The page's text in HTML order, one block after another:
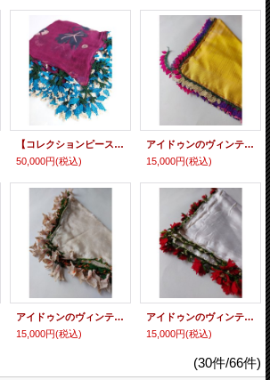
【コレクションピース】イズニック ムシュクレ村の伝統の巨大な平面のイーネオヤ シルク糸
50,000円(税込)
アイドゥンのヴィンテージのイーネオヤ クレープ コレクション
15,000円(税込)
アイドゥンのヴィンテージのイーネオヤ クレープ コレクション
15,000円(税込)
アイドゥンのヴィンテージのイーネオヤ クレープ コレクション
15,000円(税込)
(30件/66件)